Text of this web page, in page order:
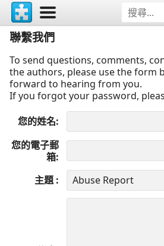
聯繫我們
To send questions, comments,
the authors, please use the form
forward to hearing from you.
If you forgot your password,
您的姓名
您的電子郵
箱
主題